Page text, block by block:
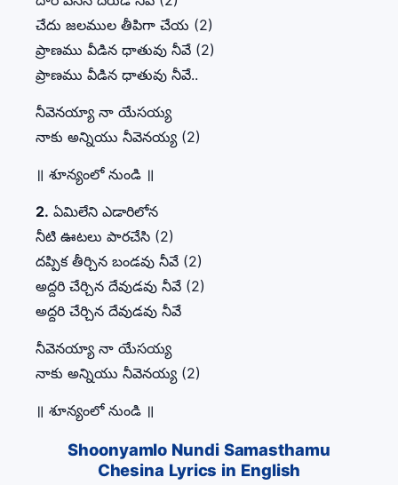
చేదు జలముల తీపిగా చేయ (2)
ప్రాణము వీడిన ధాతువు నీవే (2)
ప్రాణము వీడిన ధాతువు నీవే..
నీవెనయ్యా నా యేసయ్య
నాకు అన్నియు నీవెనయ్య (2)
॥ శూన్యంలో నుండి ॥
2. ఏమిలేని ఎడారిలోన
నీటి ఊటలు పారచేసి (2)
దప్పిక తీర్చిన బండవు నీవే (2)
అద్దరి చేర్చిన దేవుడవు నీవే (2)
అద్దరి చేర్చిన దేవుడవు నీవే
నీవెనయ్యా నా యేసయ్య
నాకు అన్నియు నీవెనయ్య (2)
॥ శూన్యంలో నుండి ॥
Shoonyamlo Nundi Samasthamu
Chesina Lyrics in English